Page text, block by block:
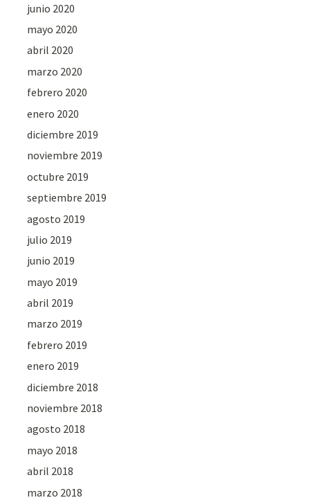
junio 2020
mayo 2020
abril 2020
marzo 2020
febrero 2020
enero 2020
diciembre 2019
noviembre 2019
octubre 2019
septiembre 2019
agosto 2019
julio 2019
junio 2019
mayo 2019
abril 2019
marzo 2019
febrero 2019
enero 2019
diciembre 2018
noviembre 2018
agosto 2018
mayo 2018
abril 2018
marzo 2018